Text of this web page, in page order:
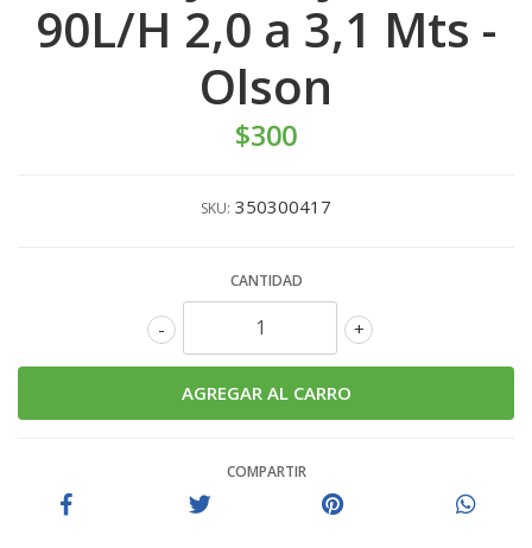
90L/H 2,0 a 3,1 Mts -
Olson
$300
SKU: 350300417
CANTIDAD
+
-
COMPARTIR